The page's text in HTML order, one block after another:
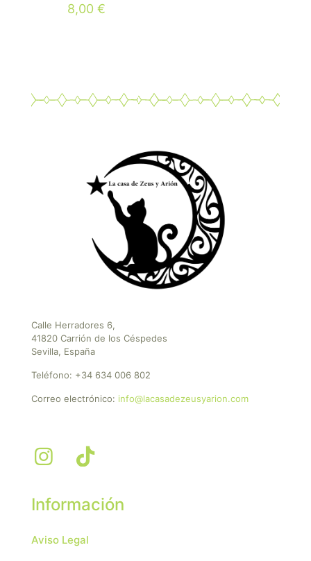
8,00€
Calle Herradores 6,
41820 Carrión de los Céspedes
Sevilla, España
Teléfono: +34 634 006 802
Correo electrónico: info@lacasadezeusyarion.com
Información
Aviso Legal